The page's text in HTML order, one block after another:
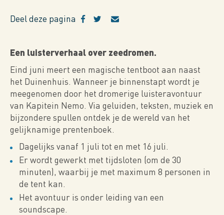
Deel deze pagina
Een luisterverhaal over zeedromen.
Eind juni meert een magische tentboot aan naast
het Duinenhuis. Wanneer je binnenstapt wordt je
meegenomen door het dromerige luisteravontuur
van Kapitein Nemo. Via geluiden, teksten, muziek en
bijzondere spullen ontdek je de wereld van het
gelijknamige prentenboek.
Dagelijks vanaf 1 juli tot en met 16 juli.
Er wordt gewerkt met tijdsloten (om de 30
minuten), waarbij je met maximum 8 personen in
de tent kan.
Het avontuur is onder leiding van een
soundscape.